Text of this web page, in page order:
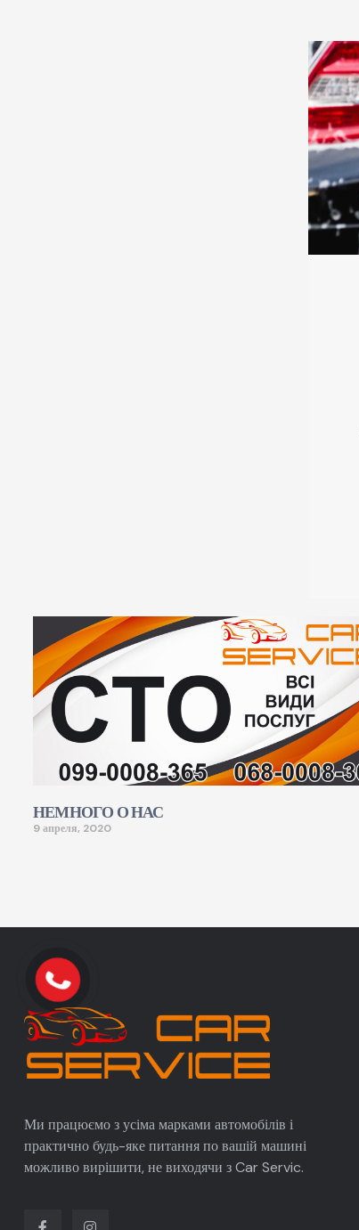
НЕМНОГО О НАС
9 апреля, 2020
Ми працюємо з усіма марками автомобілів і
практично будь-яке питання по вашій машині
можливо вирішити, не виходячи з Car Servic.